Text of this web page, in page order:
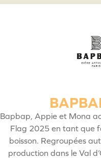
Bapbap, Appie et Mona
Flag 2025 en tant que
boisson. Regroupées
production dans le Val